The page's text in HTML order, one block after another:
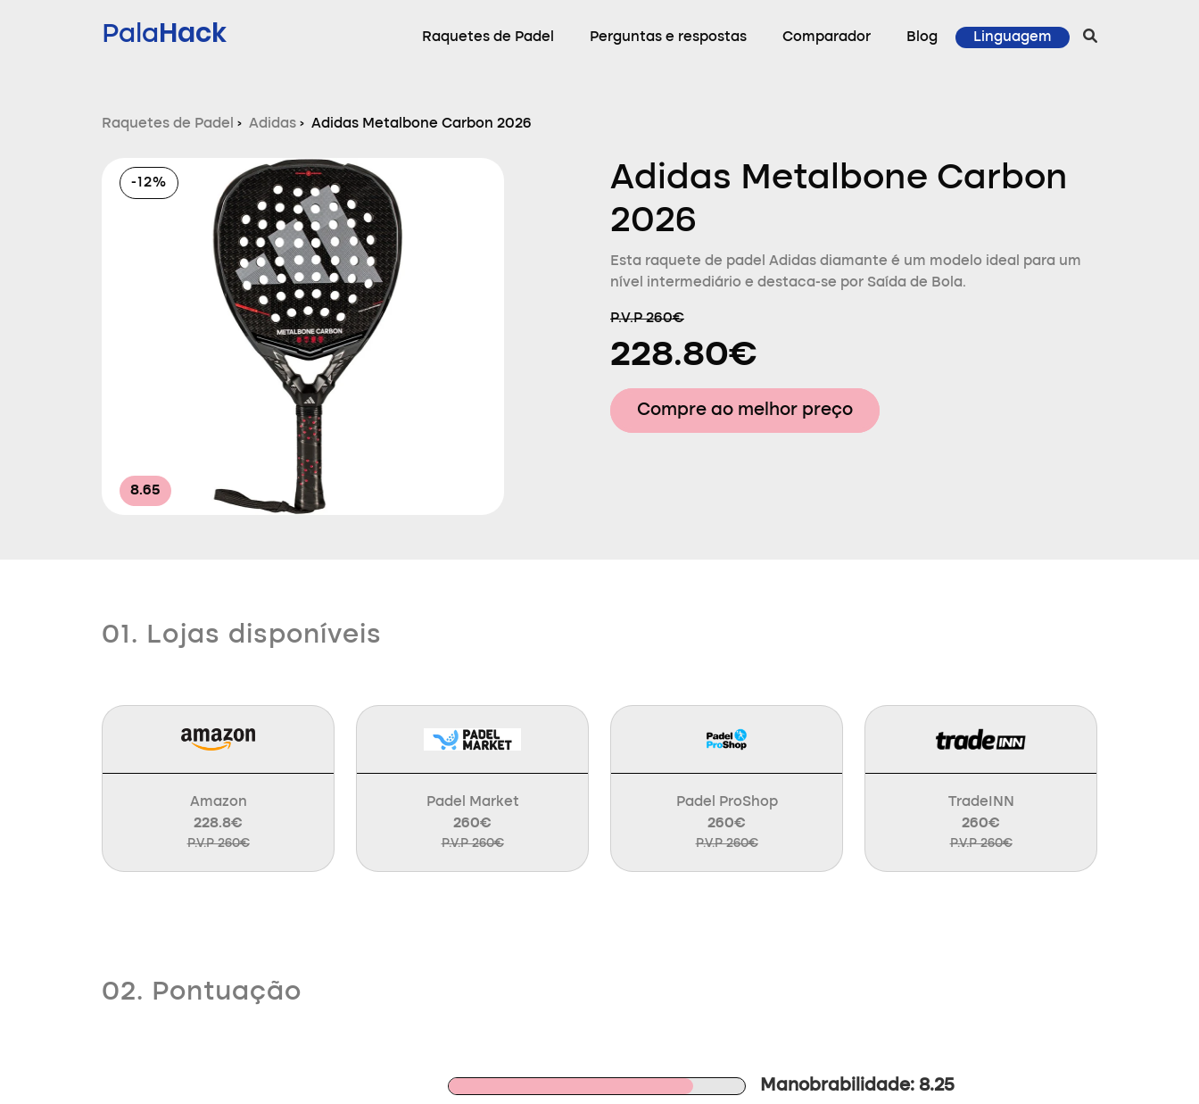
PalaHack Raquetes de Padel Perguntas e respostas Comparador Blog Linguagem
Raquetes de Padel › Adidas › Adidas Metalbone Carbon 2026
-12%
8.65
Adidas Metalbone Carbon
2026
Esta raquete de padel Adidas diamante é um modelo ideal para um
nível intermediário e destaca-se por Saída de Bola.
P.V.P 260€
228.80€
Compre ao melhor preço
01. Lojas disponíveis
Amazon
228.8€
P.V.P 260€
Padel Market
260€
P.V.P 260€
Padel ProShop
260€
P.V.P 260€
TradeINN
260€
P.V.P 260€
02. Pontuação
Manobrabilidade: 8.25